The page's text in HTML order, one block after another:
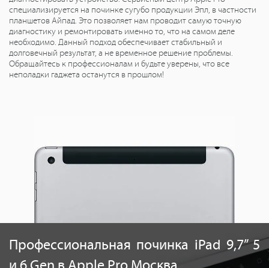
специализируется на починке сугубо продукции Эпл, в частности
планшетов Айпад. Это позволяет нам проводит самую точную
диагностику и ремонтировать именно то, что на самом деле
необходимо. Данный подход обеспечивает стабильный и
долговечный результат, а не временное решение проблемы.
Обращайтесь к профессионалам и будьте уверены, что все
неполадки гаджета останутся в прошлом!
Профессиональная починка iPad 9,7” 5